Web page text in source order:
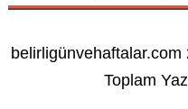
Toplam